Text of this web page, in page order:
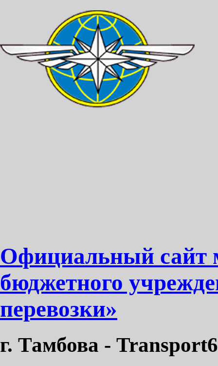
Официальный сайт
бюджетного
перевозки»
г. Тамбова -